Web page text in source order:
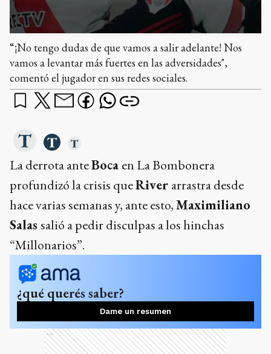
“¡No tengo dudas de que vamos a salir adelante! Nos
vamos a levantar más fuertes en las adversidades",
comentó el jugador en sus redes sociales.
La derrota anteBoca en La Bombonera
profundizó la crisis queRiver arrastra desde
hace varias semanas y, ante esto,Maximiliano
Salas salió a pedir disculpas a los hinchas
“Millonarios”.
¿qué querés saber?
Dame un resumen
Ads